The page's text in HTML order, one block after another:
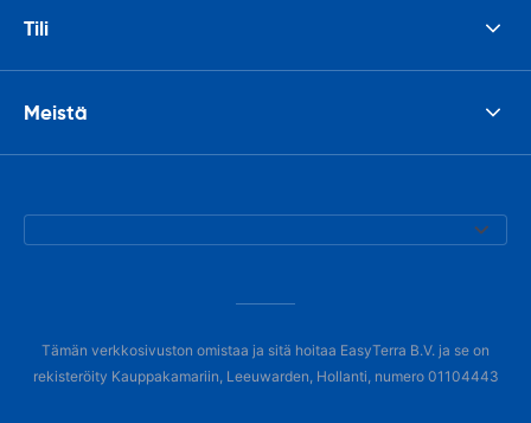
Tili
Meistä
Tämän verkkosivuston omistaa ja sitä hoitaa EasyTerra B.V. ja se on
rekisteröity Kauppakamariin, Leeuwarden, Hollanti, numero 01104443